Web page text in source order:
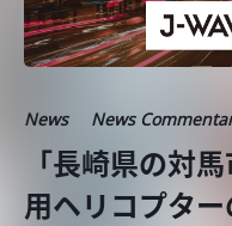
News News
「長崎県の対
用ヘリコプタ